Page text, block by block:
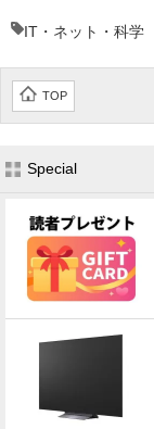
IT・ネット・科学
TOP
Special